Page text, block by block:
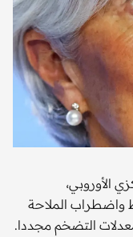
الأوروبي،
واضطراب الملاحة
التضخم مجددا.